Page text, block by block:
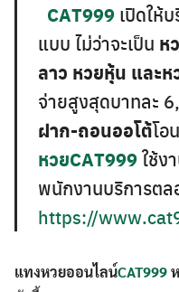
Search
CAT999 เปิดให้
แบบ ไม่ว่าจะเป็น ห
ลาว หวยหุ้น และ
จ่ายสูงสุดบาทละ
ฝาก-ถอนออโต้โอ
หวยCAT999ใช้ง
พนักงานบริการตล
https://
แทงหวยออนไลน์CAT999